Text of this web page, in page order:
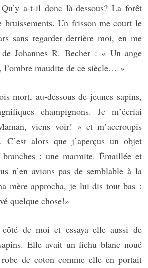
a-t-il donc là-dessous? La forêt
bruissements. Un frisson me court le
sans regarder derrière moi, en me
de Johannes R. Becher : « Un ange
l’ombre maudite de ce siècle… »
mort, au-dessous de jeunes sapins,
champignons. Je m’écriai
viens voir! » et m’accroupis
C’est alors que j’aperçus un objet
: une marmite. Émaillée et
n’en avions pas de semblable à la
mère approcha, je lui dis tout bas :
quelque chose!»
de moi et essaya elle aussi de
Elle avait un fichu blanc noué
de coton comme elle en portait